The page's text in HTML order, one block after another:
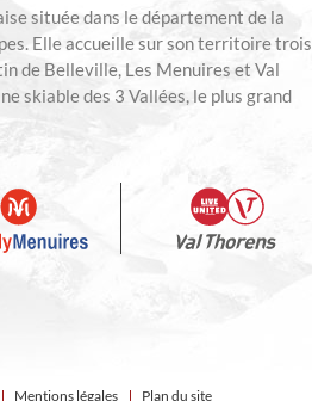
située dans le département de la
Elle accueille sur son territoire trois
de Belleville, Les Menuires et Val
skiable des 3 Vallées, le plus grand
Mentions légales Plan du site